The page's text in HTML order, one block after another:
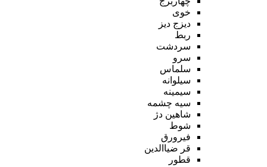
خوی
دیزج دیز
ربط
سردشت
سرو
سلماس
سیلوانه
سیمینه
سیه چشمه
شاهین دژ
شوط
فیرورق
قر ضیاالدین
قطور